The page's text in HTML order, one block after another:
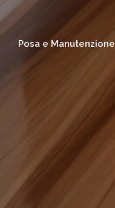
Posa e Manutenzione